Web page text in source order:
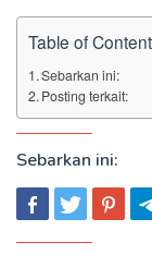
Table of
Sebarkan ini:
Posting terkait:
Sebarkan ini: